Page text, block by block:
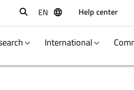
Buscar
EN Help center
International